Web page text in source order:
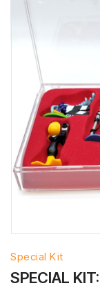
Special Kit
SPECIAL